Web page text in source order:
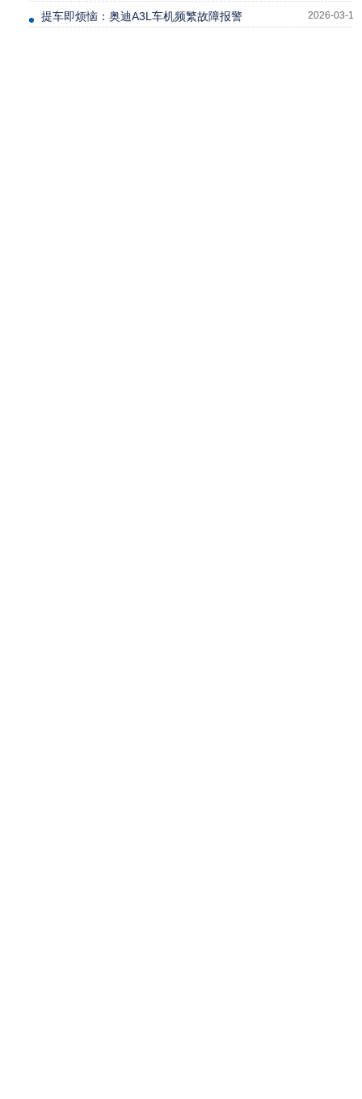
提车即烦恼：奥迪A3L车机频繁故障报警 2026-03-12